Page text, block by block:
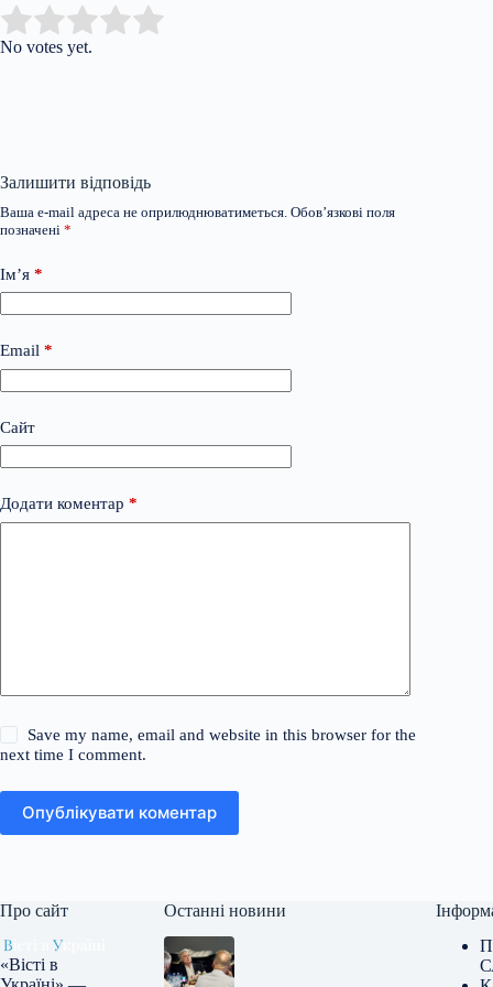
Rate this item:
No votes yet.
Залишити відповідь
Ваша e-mail адреса не оприлюднюватиметься. Обов’язкові поля
позначені *
Ім’я *
Email *
Сайт
Додати коментар *
Save my name, email and website in this browser for the
next time I comment.
Опублікувати коментар
Про сайт
«Вісті в
Останні новини